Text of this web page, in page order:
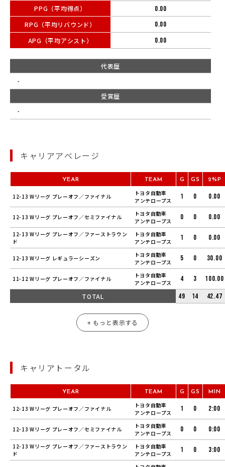
PPG（平均得点）
RPG（平均リバウンド）
APG（平均アシスト）
0.00
0.00
0.00
代表歴
-
受賞歴
-
キャリアアベレージ
YEAR TEAM G GS 2%P
12-13 Wリーグ プレーオフ／ファイナル
トヨタ自動車
アンテロープス
1 0 0.00
12-13 Wリーグ プレーオフ／セミファイナル
トヨタ自動車
アンテロープス
0 0 0.00
12-13 Wリーグ プレーオフ／ファーストラウン
ド
トヨタ自動車
アンテロープス
1 0 0.00
12-13 Wリーグ レギュラーシーズン
トヨタ自動車
アンテロープス
5 0 30.00
11-12 Wリーグ プレーオフ／ファイナル
トヨタ自動車
アンテロープス
4 3 100.00
TOTAL 49 14 42.47
+ もっと表示する
キャリアトータル
YEAR TEAM G GS MIN
12-13 Wリーグ プレーオフ／ファイナル
トヨタ自動車
アンテロープス
1 0 2:00
12-13 Wリーグ プレーオフ／セミファイナル
トヨタ自動車
アンテロープス
0 0 0:00
12-13 Wリーグ プレーオフ／ファーストラウン
ド
トヨタ自動車
アンテロープス
1 0 3:00